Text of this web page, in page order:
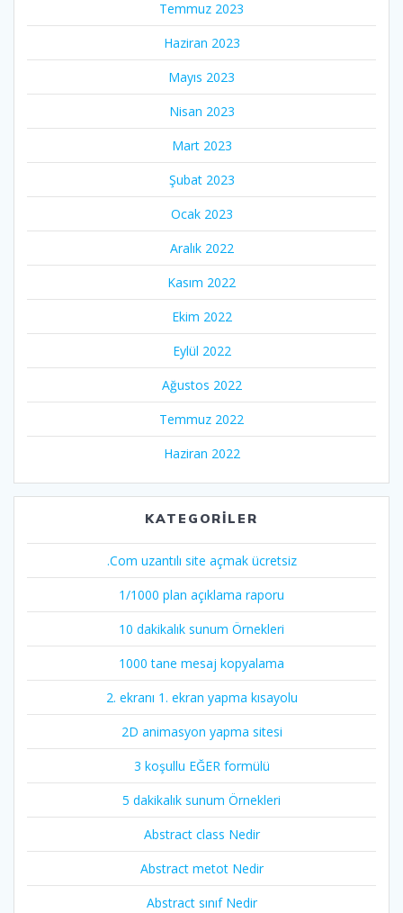
Temmuz 2023
Haziran 2023
Mayıs 2023
Nisan 2023
Mart 2023
Şubat 2023
Ocak 2023
Aralık 2022
Kasım 2022
Ekim 2022
Eylül 2022
Ağustos 2022
Temmuz 2022
Haziran 2022
KATEGORILER
.Com uzantılı site açmak ücretsiz
1/1000 plan açıklama raporu
10 dakikalık sunum Örnekleri
1000 tane mesaj kopyalama
2. ekranı 1. ekran yapma kısayolu
2D animasyon yapma sitesi
3 koşullu EĞER formülü
5 dakikalık sunum Örnekleri
Abstract class Nedir
Abstract metot Nedir
Abstract sınıf Nedir